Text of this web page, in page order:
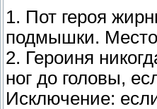
1. Пот героя
подмышки. Место
2. Героиня
ног до головы,
Исключение: